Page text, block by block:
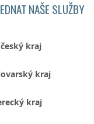
NAŠE SLUŽBY
kraj
kraj
kraj